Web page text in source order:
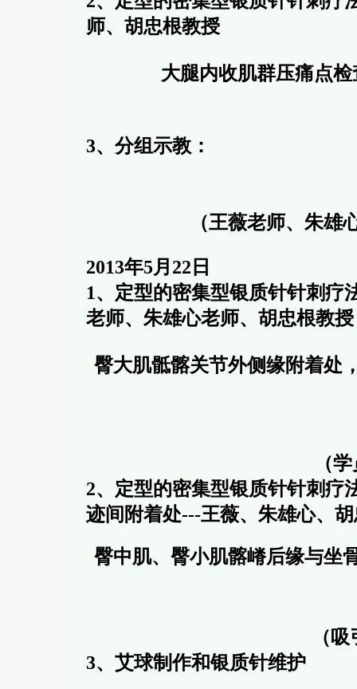
师、胡忠根教授
大腿内收肌群压痛点
3、分组示教：
（王薇老师、朱雄
2013年5月22日
1、定型的密集型银质针针刺
老师、朱雄心老师、胡忠根教授
臀大肌骶髂关节外侧缘附着处
（
2、定型的密集型银质针针刺疗
迹间附着处---王薇、朱雄心、
臀中肌、臀小肌髂嵴后缘与坐
（吸引了
3、艾球制作和银质针维护